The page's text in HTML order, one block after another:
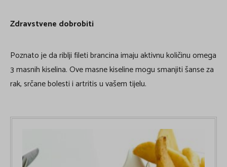
Zdravstvene dobrobiti
Poznato je da riblji fileti brancina imaju aktivnu količinu omega
3 masnih kiselina. Ove masne kiseline mogu smanjiti šanse za
rak, srčane bolesti i artritis u vašem tijelu.